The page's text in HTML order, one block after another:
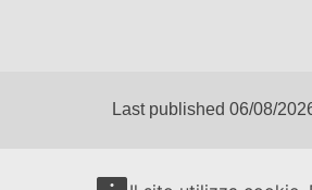
Last published 06/08/